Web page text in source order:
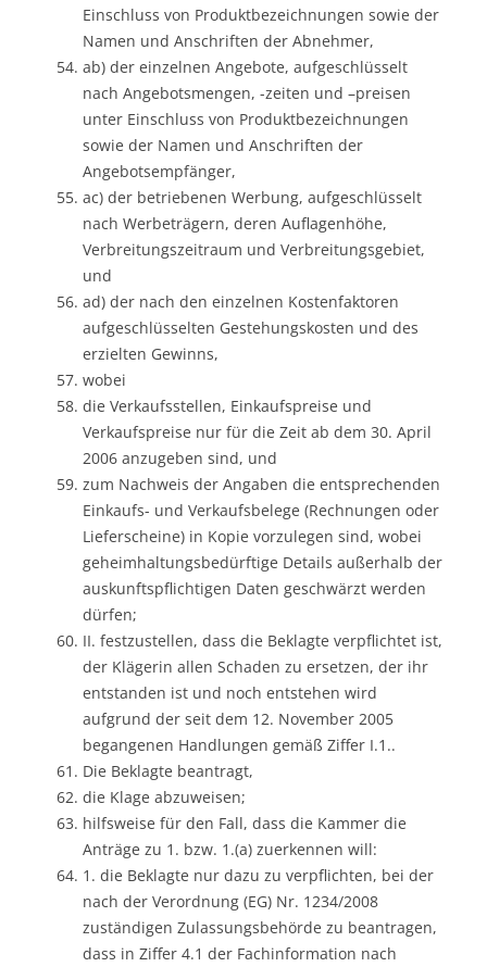
Einschluss von Produktbezeichnungen sowie der
Namen und Anschriften der Abnehmer,
ab) der einzelnen Angebote, aufgeschlüsselt
nach Angebotsmengen, -zeiten und –preisen
unter Einschluss von Produktbezeichnungen
sowie der Namen und Anschriften der
Angebotsempfänger,
ac) der betriebenen Werbung, aufgeschlüsselt
nach Werbeträgern, deren Auflagenhöhe,
Verbreitungszeitraum und Verbreitungsgebiet,
und
ad) der nach den einzelnen Kostenfaktoren
aufgeschlüsselten Gestehungskosten und des
erzielten Gewinns,
wobei
die Verkaufsstellen, Einkaufspreise und
Verkaufspreise nur für die Zeit ab dem 30. April
2006 anzugeben sind, und
zum Nachweis der Angaben die entsprechenden
Einkaufs- und Verkaufsbelege (Rechnungen oder
Lieferscheine) in Kopie vorzulegen sind, wobei
geheimhaltungsbedürftige Details außerhalb der
auskunftspflichtigen Daten geschwärzt werden
dürfen;
II. festzustellen, dass die Beklagte verpflichtet ist,
der Klägerin allen Schaden zu ersetzen, der ihr
entstanden ist und noch entstehen wird
aufgrund der seit dem 12. November 2005
begangenen Handlungen gemäß Ziffer I.1..
Die Beklagte beantragt,
die Klage abzuweisen;
hilfsweise für den Fall, dass die Kammer die
Anträge zu 1. bzw. 1.(a) zuerkennen will:
1. die Beklagte nur dazu zu verpflichten, bei der
nach der Verordnung (EG) Nr. 1234/2008
zuständigen Zulassungsbehörde zu beantragen,
dass in Ziffer 4.1 der Fachinformation nach